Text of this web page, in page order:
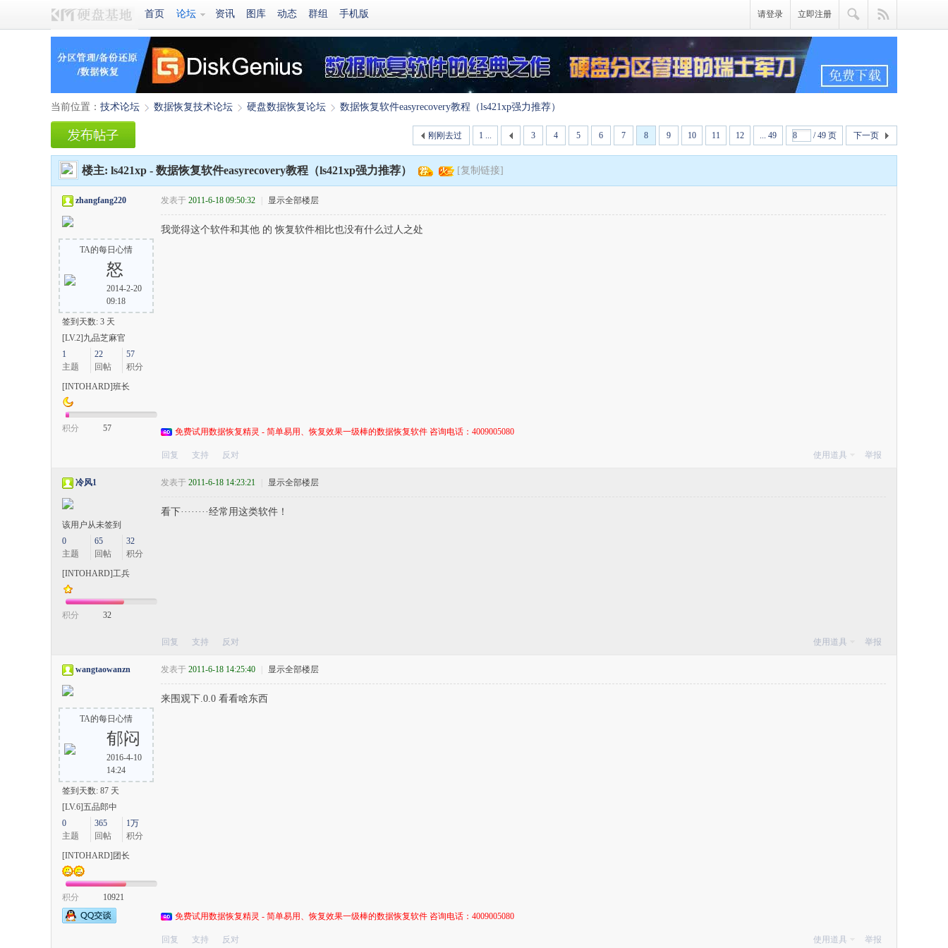
首页 论坛 资讯 图库 动态 群组 手机版 请登录 立即注册
当前位置： 技术论坛
›
数据恢复技术论坛
›
硬盘数据恢复论坛
›
数据恢复软件easyrecovery教程（ls421xp强力推荐）
1 ... 3 4 5 6 7 8 9 10 11 12 ... 49 / 49 页 下一页
刚刚去过
楼主: ls421xp - 数据恢复软件easyrecovery教程（ls421xp强力推荐） [复制链接]
zhangfang220
TA的每日心情
怒
2014-2-20
09:18
签到天数: 3 天
[LV.2]九品芝麻官
1
主题
22
回帖
57
积分
[INTOHARD]班长
积分 57
发表于 2011-6-18 09:50:32 显示全部楼层
我觉得这个软件和其他 的 恢复软件相比也没有什么过人之处
免费试用数据恢复精灵 - 简单易用、恢复效果一级棒的数据恢复软件 咨询电话：4009005080
回复 支持 反对 使用道具 举报
冷风1
该用户从未签到
0
主题
65
回帖
32
积分
[INTOHARD]工兵
积分 32
发表于 2011-6-18 14:23:21 显示全部楼层
看下········经常用这类软件！
回复 支持 反对 使用道具 举报
wangtaowanzn
TA的每日心情
郁闷
2016-4-10
14:24
签到天数: 87 天
[LV.6]五品郎中
0
主题
365
回帖
1万
积分
[INTOHARD]团长
积分 10921
发表于 2011-6-18 14:25:40 显示全部楼层
来围观下.0.0 看看啥东西
免费试用数据恢复精灵 - 简单易用、恢复效果一级棒的数据恢复软件 咨询电话：4009005080
回复 支持 反对 使用道具 举报